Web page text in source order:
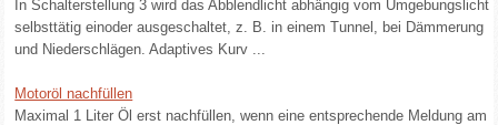
In Schalterstellung 3 wird das Abblendlicht abhängig vom Umgebungslicht
selbsttätig einoder ausgeschaltet, z. B. in einem Tunnel, bei Dämmerung
und Niederschlägen. Adaptives Kurv ...
Motoröl nachfüllen
Maximal 1 Liter Öl erst nachfüllen, wenn eine entsprechende Meldung am